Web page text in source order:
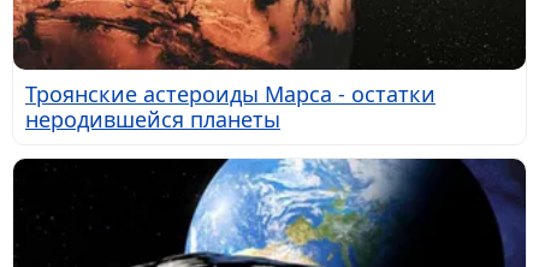
Троянские астероиды Марса - остатки
неродившейся планеты